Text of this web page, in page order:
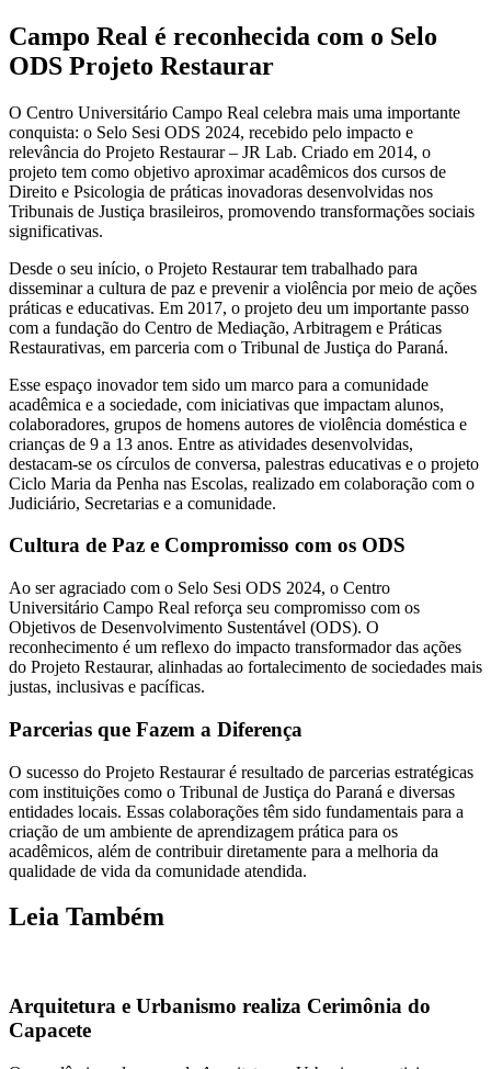
Campo Real é reconhecida com o Selo
ODS Projeto Restaurar
O Centro Universitário Campo Real celebra mais uma importante
conquista: o Selo Sesi ODS 2024, recebido pelo impacto e
relevância do Projeto Restaurar – JR Lab. Criado em 2014, o
projeto tem como objetivo aproximar acadêmicos dos cursos de
Direito e Psicologia de práticas inovadoras desenvolvidas nos
Tribunais de Justiça brasileiros, promovendo transformações sociais
significativas.
Desde o seu início, o Projeto Restaurar tem trabalhado para
disseminar a cultura de paz e prevenir a violência por meio de ações
práticas e educativas. Em 2017, o projeto deu um importante passo
com a fundação do Centro de Mediação, Arbitragem e Práticas
Restaurativas, em parceria com o Tribunal de Justiça do Paraná.
Esse espaço inovador tem sido um marco para a comunidade
acadêmica e a sociedade, com iniciativas que impactam alunos,
colaboradores, grupos de homens autores de violência doméstica e
crianças de 9 a 13 anos. Entre as atividades desenvolvidas,
destacam-se os círculos de conversa, palestras educativas e o projeto
Ciclo Maria da Penha nas Escolas, realizado em colaboração com o
Judiciário, Secretarias e a comunidade.
Cultura de Paz e Compromisso com os ODS
Ao ser agraciado com o Selo Sesi ODS 2024, o Centro
Universitário Campo Real reforça seu compromisso com os
Objetivos de Desenvolvimento Sustentável (ODS). O
reconhecimento é um reflexo do impacto transformador das ações
do Projeto Restaurar, alinhadas ao fortalecimento de sociedades mais
justas, inclusivas e pacíficas.
Parcerias que Fazem a Diferença
O sucesso do Projeto Restaurar é resultado de parcerias estratégicas
com instituições como o Tribunal de Justiça do Paraná e diversas
entidades locais. Essas colaborações têm sido fundamentais para a
criação de um ambiente de aprendizagem prática para os
acadêmicos, além de contribuir diretamente para a melhoria da
qualidade de vida da comunidade atendida.
Leia Também
Arquitetura e Urbanismo realiza Cerimônia do
Capacete